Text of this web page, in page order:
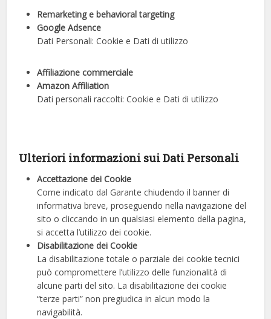
Remarketing e behavioral targeting
Google Adsence
Dati Personali: Cookie e Dati di utilizzo
Affiliazione commerciale
Amazon Affiliation
Dati personali raccolti: Cookie e Dati di utilizzo
Ulteriori informazioni sui Dati Personali
Accettazione dei Cookie
Come indicato dal Garante chiudendo il banner di
informativa breve, proseguendo nella navigazione del
sito o cliccando in un qualsiasi elemento della pagina,
si accetta l’utilizzo dei cookie.
Disabilitazione dei Cookie
La disabilitazione totale o parziale dei cookie tecnici
può compromettere l’utilizzo delle funzionalità di
alcune parti del sito. La disabilitazione dei cookie
“terze parti” non pregiudica in alcun modo la
navigabilità.